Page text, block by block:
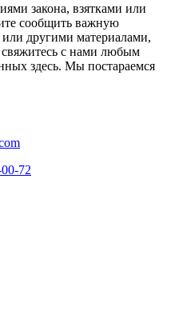
закона, взятками или
сообщить важную
другими материалами,
с нами любым
здесь. Мы постараемся
72